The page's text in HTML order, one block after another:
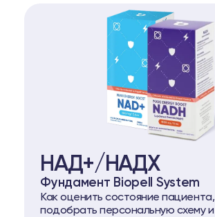
НАД+/НАДХ
Фундамент Biopell System
Как оценить состояние пациента,
подобрать персональную схему и